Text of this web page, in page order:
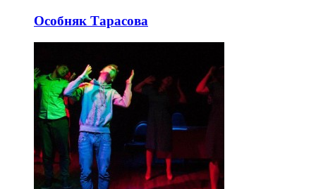
Особняк Тарасова